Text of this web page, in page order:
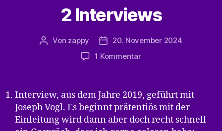
2 Interviews
Beitragsautor
Von zappy Veröffentlichungsdatum
20. November 2024
1 Kommentarzu
Interview, aus dem Jahre 2019, geführt mit
Joseph Vogl. Es beginnt prätentiös mit der
Einleitung wird dann aber doch recht schnell